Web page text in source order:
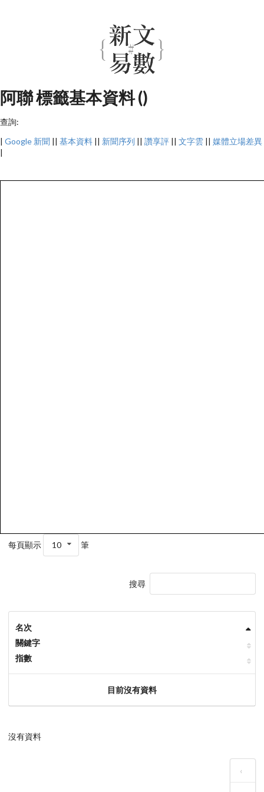
阿聯 標籤基本資料 ()
查詢:
| Google 新聞 || 基本資料 || 新聞序列 || 讚享評 || 文字雲 || 媒體立場差異
|
每頁顯示 10 筆
搜尋
名次
關鍵字
指數
目前沒有資料
沒有資料
‹